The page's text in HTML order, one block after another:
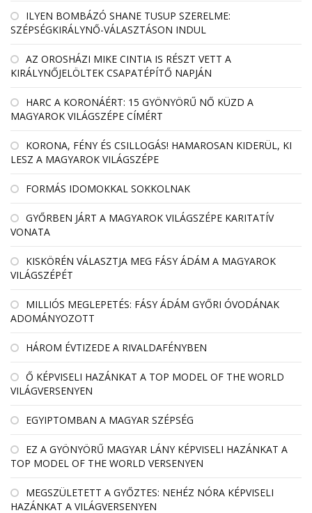
ILYEN BOMBÁZÓ SHANE TUSUP SZERELME:
SZÉPSÉGKIRÁLYNŐ-VÁLASZTÁSON INDUL
AZ OROSHÁZI MIKE CINTIA IS RÉSZT VETT A
KIRÁLYNŐJELÖLTEK CSAPATÉPÍTŐ NAPJÁN
HARC A KORONÁÉRT: 15 GYÖNYÖRŰ NŐ KÜZD A
MAGYAROK VILÁGSZÉPE CÍMÉRT
KORONA, FÉNY ÉS CSILLOGÁS! HAMAROSAN KIDERÜL, KI
LESZ A MAGYAROK VILÁGSZÉPE
FORMÁS IDOMOKKAL SOKKOLNAK
GYŐRBEN JÁRT A MAGYAROK VILÁGSZÉPE KARITATÍV
VONATA
KISKÖRÉN VÁLASZTJA MEG FÁSY ÁDÁM A MAGYAROK
VILÁGSZÉPÉT
MILLIÓS MEGLEPETÉS: FÁSY ÁDÁM GYŐRI ÓVODÁNAK
ADOMÁNYOZOTT
HÁROM ÉVTIZEDE A RIVALDAFÉNYBEN
Ő KÉPVISELI HAZÁNKAT A TOP MODEL OF THE WORLD
VILÁGVERSENYEN
EGYIPTOMBAN A MAGYAR SZÉPSÉG
EZ A GYÖNYÖRŰ MAGYAR LÁNY KÉPVISELI HAZÁNKAT A
TOP MODEL OF THE WORLD VERSENYEN
MEGSZÜLETETT A GYŐZTES: NEHÉZ NÓRA KÉPVISELI
HAZÁNKAT A VILÁGVERSENYEN